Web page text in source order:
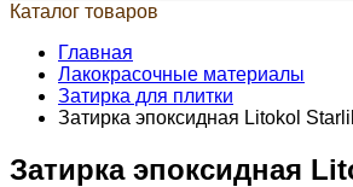
Каталог товаров
Главная
Лакокрасочные материалы
Затирка для плитки
Затирка эпоксидная Litokol
Затирка эпоксидная